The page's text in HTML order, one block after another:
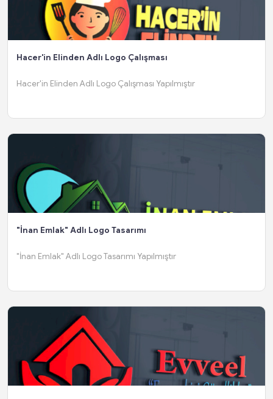
Hacer'in Elinden Adlı Logo Çalışması
Hacer'in Elinden Adlı Logo Çalışması Yapılmıştır
"İnan Emlak" Adlı Logo Tasarımı
"İnan Emlak" Adlı Logo Tasarımı Yapılmıştır